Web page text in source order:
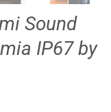
Sound
IP67 by